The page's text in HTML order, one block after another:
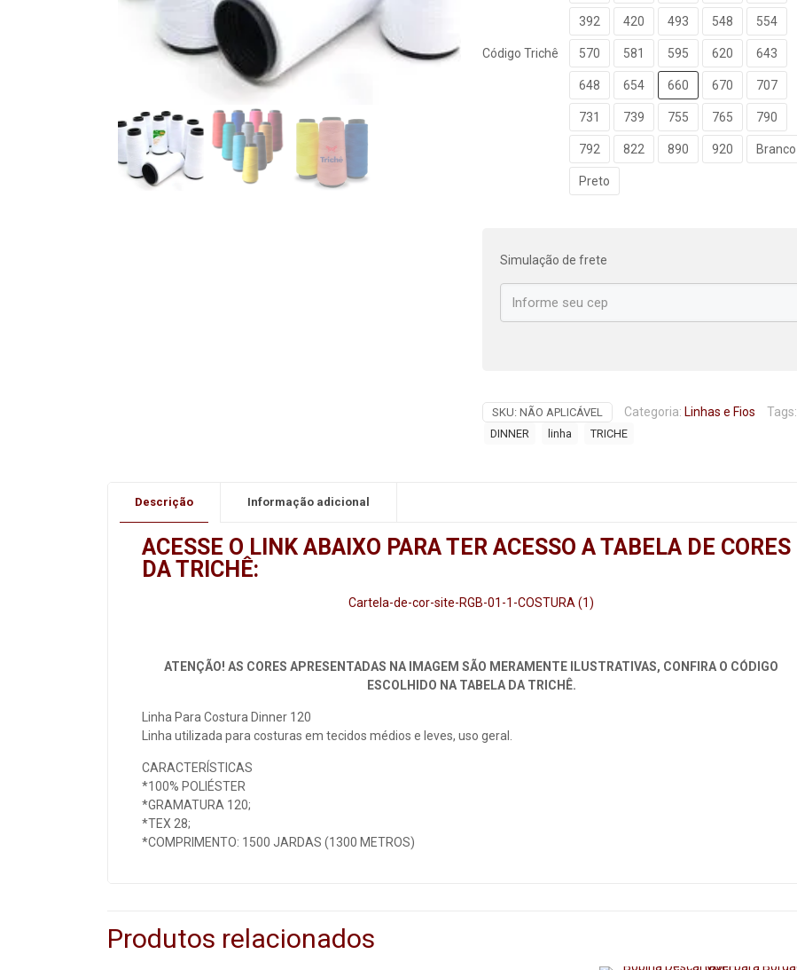
Código Trichê
392 420 493 548 554
570 581 595 620 643
648 654 660 670 707
731 739 755 765 790
792 822 890 920 Branco
Preto
Simulação de frete
SKU: NÃO APLICÁVEL Categoria: Linhas e Fios Tags:
DINNER linha TRICHE
Descrição Informação adicional
ACESSE O LINK ABAIXO PARA TER ACESSO A TABELA DE CORES
DA TRICHÊ:
Cartela-de-cor-site-RGB-01-1-COSTURA (1)
ATENÇÃO! AS CORES APRESENTADAS NA IMAGEM SÃO MERAMENTE ILUSTRATIVAS, CONFIRA O CÓDIGO
ESCOLHIDO NA TABELA DA TRICHÊ.
Linha Para Costura Dinner 120
Linha utilizada para costuras em tecidos médios e leves, uso geral.
CARACTERÍSTICAS
*100% POLIÉSTER
*GRAMATURA 120;
*TEX 28;
*COMPRIMENTO: 1500 JARDAS (1300 METROS)
Produtos relacionados